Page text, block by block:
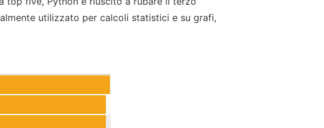
utilizzato per calcoli statistici e su grafi,